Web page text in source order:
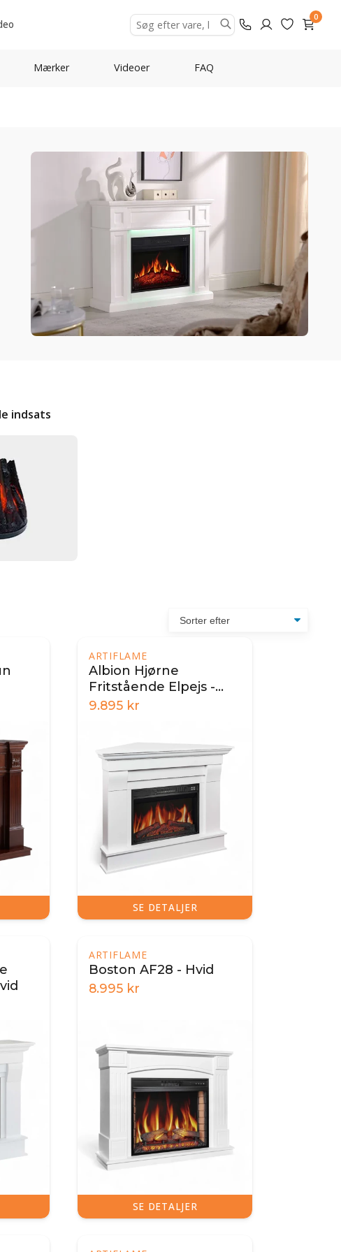
0
Mærker Videoer FAQ
indsats
ARTIFLAME
Albion Hjørne
Fritstående Elpejs -
Hvid
9.895 kr
SE DETALJER
ARTIFLAME
Boston AF28 - Hvid
8.995 kr
SE DETALJER